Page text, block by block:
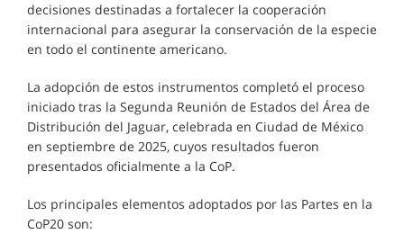
decisiones destinadas a fortalecer la cooperación
internacional para asegurar la conservación de la especie
en todo el continente americano.
La adopción de estos instrumentos completó el proceso
iniciado tras la Segunda Reunión de Estados del Área de
Distribución del Jaguar, celebrada en Ciudad de México
en septiembre de 2025, cuyos resultados fueron
presentados oficialmente a la CoP.
Los principales elementos adoptados por las Partes en la
CoP20 son: